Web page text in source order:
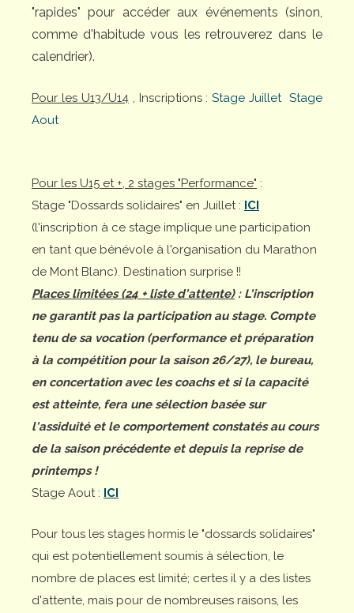
"rapides" pour accéder aux événements (sinon,
comme d'habitude vous les retrouverez dans le
calendrier).
Pour les U13/U14, Inscriptions :Stage Juillet Stage
Aout
Pour les U15 et +, 2 stages "Performance" :
Stage "Dossards solidaires" en Juillet : ICI
(l'inscription à ce stage implique une participation
en tant que bénévole à l'organisation du Marathon
de Mont Blanc). Destination surprise !!
Places limitées (24 + liste d'attente): L'inscription
ne garantit pas la participation au stage. Compte
tenu de sa vocation (performance et préparation
à la compétition pour la saison 26/27), le bureau,
en concertation avec les coachs et si la capacité
est atteinte, fera une sélection basée sur
l'assiduité et le comportement constatés au cours
de la saison précédente et depuis la reprise de
printemps !
Stage Aout : ICI
Pour tous les stages hormis le "dossards solidaires"
qui est potentiellement soumis à sélection, le
nombre de places est limité; certes il y a des listes
d'attente, mais pour de nombreuses raisons, les